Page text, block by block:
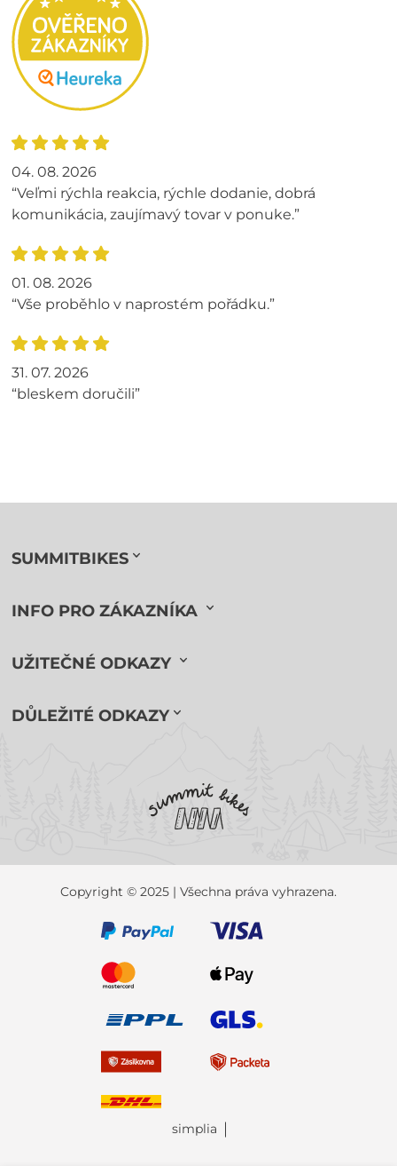
04. 08. 2026
“Veľmi rýchla reakcia, rýchle dodanie, dobrá
komunikácia, zaujímavý tovar v ponuke.”
01. 08. 2026
“Vše proběhlo v naprostém pořádku.”
31. 07. 2026
“bleskem doručili”
SUMMITBIKES
INFO PRO ZÁKAZNÍKA
UŽITEČNÉ ODKAZY
DŮLEŽITÉ ODKAZY
Copyright © 2025 | Všechna práva vyhrazena.
simplia